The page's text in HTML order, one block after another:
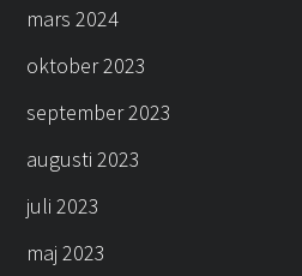
mars 2024
oktober 2023
september 2023
augusti 2023
juli 2023
maj 2023